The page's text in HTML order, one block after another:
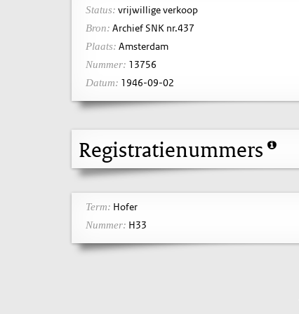
Status: vrijwillige verkoop
Bron: Archief SNK nr.437
Plaats: Amsterdam
Nummer: 13756
Datum: 1946-09-02
Registratienummers
Term: Hofer
Nummer: H33